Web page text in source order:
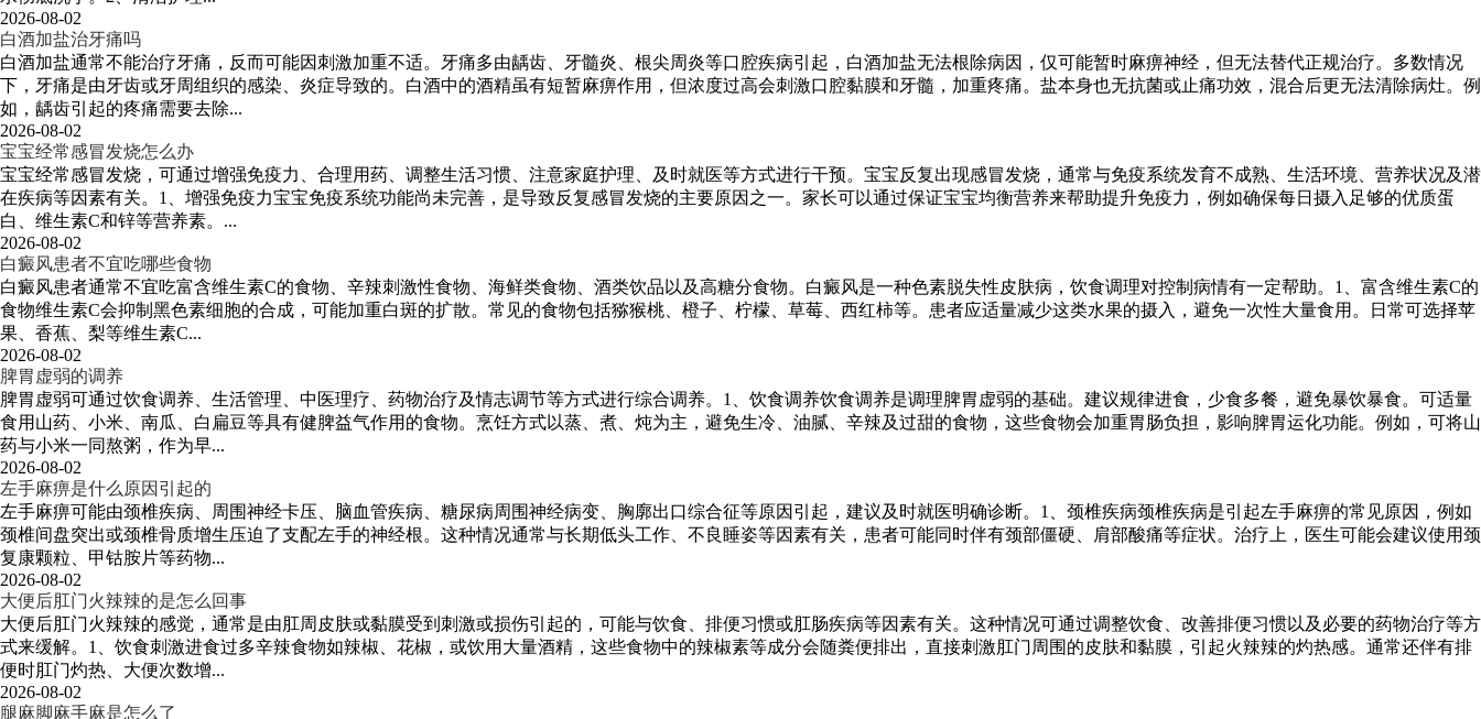
2026-08-02
白酒加盐治牙痛吗
白酒加盐通常不能治疗牙痛，反而可能因刺激加重不适。牙痛多由龋齿、牙髓炎、根尖周炎等口腔疾病引起，白酒加盐无法根除病因，仅可能暂时麻痹神经，但无法替代正规治疗。多数情况
下，牙痛是由牙齿或牙周组织的感染、炎症导致的。白酒中的酒精虽有短暂麻痹作用，但浓度过高会刺激口腔黏膜和牙髓，加重疼痛。盐本身也无抗菌或止痛功效，混合后更无法清除病灶。例
如，龋齿引起的疼痛需要去除...
2026-08-02
宝宝经常感冒发烧怎么办
宝宝经常感冒发烧，可通过增强免疫力、合理用药、调整生活习惯、注意家庭护理、及时就医等方式进行干预。宝宝反复出现感冒发烧，通常与免疫系统发育不成熟、生活环境、营养状况及潜
在疾病等因素有关。1、增强免疫力宝宝免疫系统功能尚未完善，是导致反复感冒发烧的主要原因之一。家长可以通过保证宝宝均衡营养来帮助提升免疫力，例如确保每日摄入足够的优质蛋
白、维生素C和锌等营养素。...
2026-08-02
白癜风患者不宜吃哪些食物
白癜风患者通常不宜吃富含维生素C的食物、辛辣刺激性食物、海鲜类食物、酒类饮品以及高糖分食物。白癜风是一种色素脱失性皮肤病，饮食调理对控制病情有一定帮助。1、富含维生素C的
食物维生素C会抑制黑色素细胞的合成，可能加重白斑的扩散。常见的食物包括猕猴桃、橙子、柠檬、草莓、西红柿等。患者应适量减少这类水果的摄入，避免一次性大量食用。日常可选择苹
果、香蕉、梨等维生素C...
2026-08-02
脾胃虚弱的调养
脾胃虚弱可通过饮食调养、生活管理、中医理疗、药物治疗及情志调节等方式进行综合调养。1、饮食调养饮食调养是调理脾胃虚弱的基础。建议规律进食，少食多餐，避免暴饮暴食。可适量
食用山药、小米、南瓜、白扁豆等具有健脾益气作用的食物。烹饪方式以蒸、煮、炖为主，避免生冷、油腻、辛辣及过甜的食物，这些食物会加重胃肠负担，影响脾胃运化功能。例如，可将山
药与小米一同熬粥，作为早...
2026-08-02
左手麻痹是什么原因引起的
左手麻痹可能由颈椎疾病、周围神经卡压、脑血管疾病、糖尿病周围神经病变、胸廓出口综合征等原因引起，建议及时就医明确诊断。1、颈椎疾病颈椎疾病是引起左手麻痹的常见原因，例如
颈椎间盘突出或颈椎骨质增生压迫了支配左手的神经根。这种情况通常与长期低头工作、不良睡姿等因素有关，患者可能同时伴有颈部僵硬、肩部酸痛等症状。治疗上，医生可能会建议使用颈
复康颗粒、甲钴胺片等药物...
2026-08-02
大便后肛门火辣辣的是怎么回事
大便后肛门火辣辣的感觉，通常是由肛周皮肤或黏膜受到刺激或损伤引起的，可能与饮食、排便习惯或肛肠疾病等因素有关。这种情况可通过调整饮食、改善排便习惯以及必要的药物治疗等方
式来缓解。1、饮食刺激进食过多辛辣食物如辣椒、花椒，或饮用大量酒精，这些食物中的辣椒素等成分会随粪便排出，直接刺激肛门周围的皮肤和黏膜，引起火辣辣的灼热感。通常还伴有排
便时肛门灼热、大便次数增...
2026-08-02
腿麻脚麻手麻是怎么了